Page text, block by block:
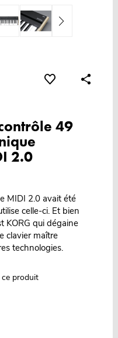
49
2.0
MIDI 2.0 avait été
celle-ci. Et bien
KORG qui dégaine
clavier maître
technologies.
produit